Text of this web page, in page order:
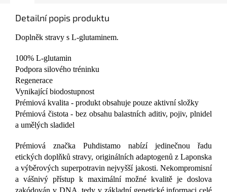
Detailní popis produktu
Doplněk stravy s L-glutaminem.
100% L-glutamin
Podpora silového tréninku
Regenerace
Vynikající biodostupnost
Prémiová kvalita - produkt obsahuje pouze aktivní složky
Prémiová čistota - bez obsahu balastních aditiv, pojiv, plnidel
a umělých sladidel
Prémiová značka Puhdistamo nabízí jedinečnou řadu
etických doplňků stravy, originálních adaptogenů z Laponska
a výběrových superpotravin nejvyšší jakosti. Nekompromisní
a vášnivý přístup k maximální možné kvalitě je doslova